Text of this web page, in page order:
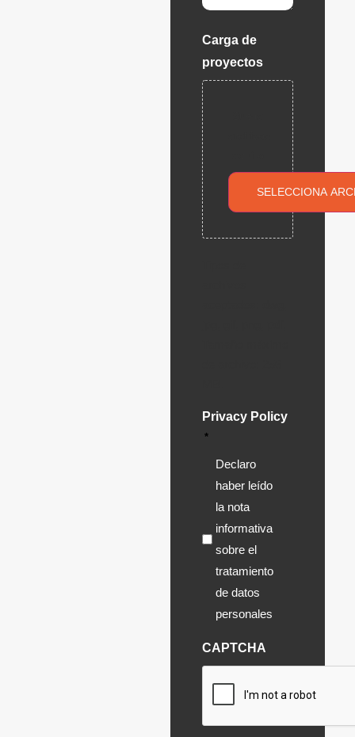
Carga de
proyectos
SELECCIONA
Privacy Policy
*
Declaro
haber leído
la nota
informativa
sobre el
tratamiento
de datos
personales
CAPTCHA